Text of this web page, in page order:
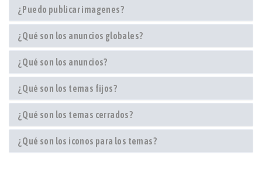
¿Puedo publicar imagenes?
¿Qué son los anuncios globales?
¿Qué son los anuncios?
¿Qué son los temas fijos?
¿Qué son los temas cerrados?
¿Qué son los iconos para los temas?